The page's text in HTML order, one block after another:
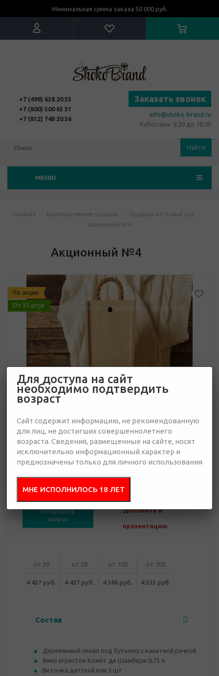
Минимальная сумма заказа 50 000 руб.
+7 (499) 638 20 55
+7 (800) 500 65 31
+7 (812) 748 20 56
Заказать звонок
info@shoko-brand.ru
Работаем: 9.30 до 18.00
Найти
МЕНЮ
Главная - Корпоративные подарки - Подарки на Новый год
-
Акционный №4
Акционный №4
По акции
От 30 штук
Отправить
запрос
Добавить в
презентацию
от 30 от 50 от 100 от 300
4 437 руб. 4 437 руб. 4 386 руб. 4 335 руб.
Состав
Деревянный пенал под бутылку с канатной ручкой
Вино игристое Компт де Шамбери 0,75 л
Веточка датской ели 3 шт
Для доступа на сайт
необходимо подтвердить
возраст
Сайт содержит информацию, не рекомендованную
для лиц, не достигших совершеннолетнего
возраста. Сведения, размещенные на сайте, носят
исключительно информационный характер и
преднозначены только для личного использования
МНЕ ИСПОЛНИЛОСЬ 18 ЛЕТ